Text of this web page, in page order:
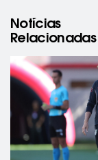
Notícias
Relacionadas